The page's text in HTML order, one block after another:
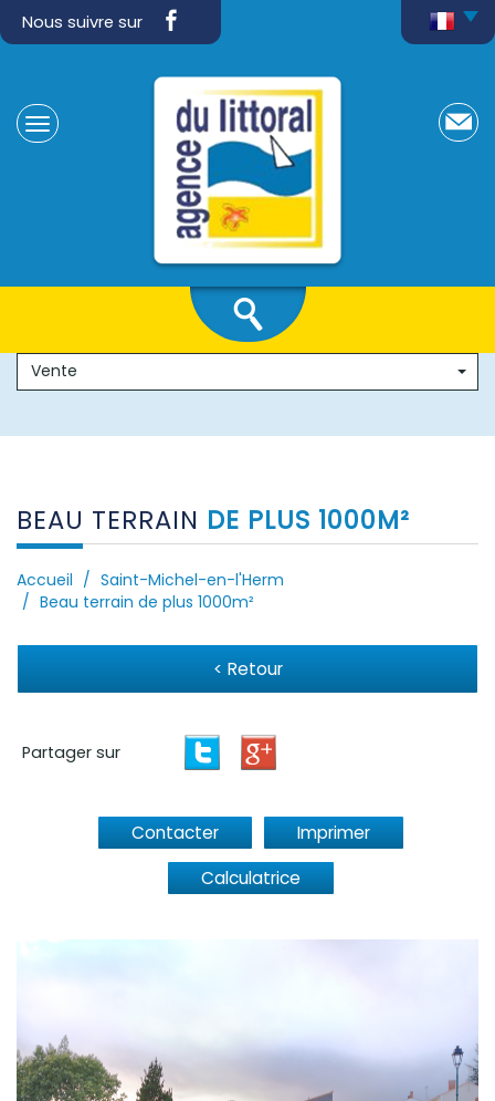
Nous suivre sur
Vente
BEAU TERRAIN DE PLUS 1000M²
Accueil
Saint-Michel-en-l'Herm
Beau terrain de plus 1000m²
< Retour
Partager sur
Contacter
Imprimer
Calculatrice